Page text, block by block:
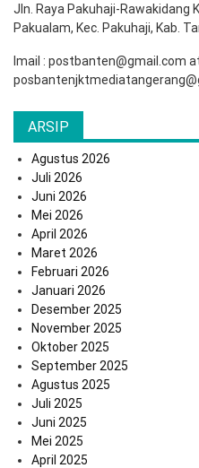
Jln. Raya Pakuhaji-Rawakidang
Pakualam, Kec. Pakuhaji, Kab.
Imail : postbanten@gmail.com
ARSIP
Agustus 2026
Juli 2026
Juni 2026
Mei 2026
April 2026
Maret 2026
Februari 2026
Januari 2026
Desember 2025
November 2025
Oktober 2025
September 2025
Agustus 2025
Juli 2025
Juni 2025
Mei 2025
April 2025